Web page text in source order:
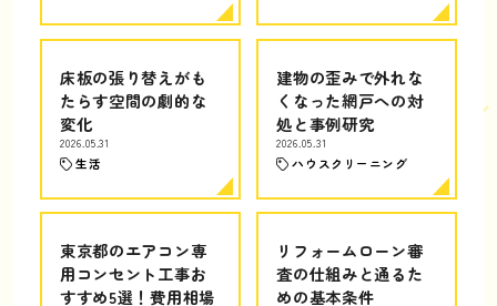
床板の張り替えがも
たらす空間の劇的な
変化
2026.05.31
生活
建物の歪みで外れな
くなった網戸への対
処と事例研究
2026.05.31
ハウスクリーニング
東京都のエアコン専
用コンセント工事お
すすめ5選！費用相場
リフォームローン審
査の仕組みと通るた
めの基本条件